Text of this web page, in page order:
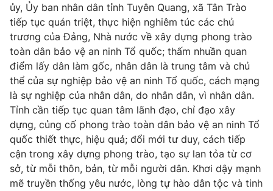
ủy, Ủy ban nhân dân tỉnh Tuyên Quang, xã Tân Trào
tiếp tục quán triệt, thực hiện nghiêm túc các chủ
trương của Đảng, Nhà nước về xây dựng phong trào
toàn dân bảo vệ an ninh Tổ quốc; thấm nhuần quan
điểm lấy dân làm gốc, nhân dân là trung tâm và chủ
thể của sự nghiệp bảo vệ an ninh Tổ quốc, cách mạng
là sự nghiệp của nhân dân, do nhân dân, vì nhân dân.
Tỉnh cần tiếp tục quan tâm lãnh đạo, chỉ đạo xây
dựng, củng cố phong trào toàn dân bảo vệ an ninh Tổ
quốc thiết thực, hiệu quả; đổi mới tư duy, cách tiếp
cận trong xây dựng phong trào, tạo sự lan tỏa từ cơ
sở, từ mỗi thôn, bản, từ mỗi người dân. Khơi dậy mạnh
mẽ truyền thống yêu nước, lòng tự hào dân tộc và tinh